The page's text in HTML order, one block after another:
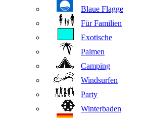
Blaue Flagge
Für Familien
Exotische
Palmen
Camping
Windsurfen
Party
Winterbaden